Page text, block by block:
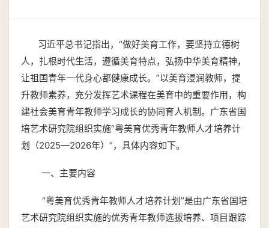
习近平总书记指出，“做好美育工作，要坚持立德树
人，扎根时代生活，遵循美育特点，弘扬中华美育精神，
让祖国青年一代身心都健康成长。”以美育浸润教师，提
升教师素养，充分发挥艺术课程在美育中的重要作用，构
建社会美育青年教师学习成长的协同育人机制。广东省国
培艺术研究院组织实施“粤美育优秀青年教师人才培养计
划（2025—2026年）”，具体内容如下。
一、主要内容
“粤美育优秀青年教师人才培养计划”是由广东省国培
艺术研究院组织实施的优秀青年教师选拔培养、项目跟踪